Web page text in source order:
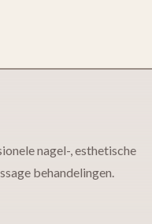
nagel-, esthetische
behandelingen.